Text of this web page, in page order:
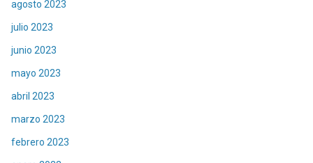
agosto 2023
julio 2023
junio 2023
mayo 2023
abril 2023
marzo 2023
febrero 2023